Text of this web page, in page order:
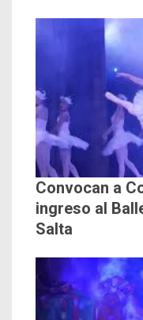
Convocan a
ingreso al
Salta